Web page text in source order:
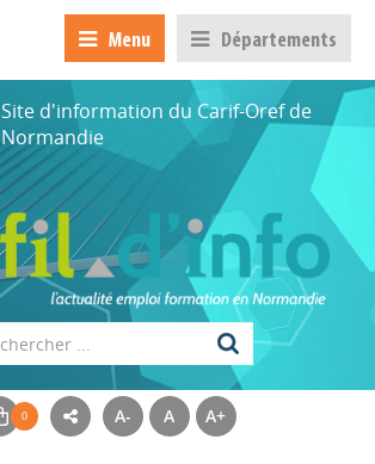
Menu Départements
Site d'information du Carif-Oref de
Normandie
A- A A+